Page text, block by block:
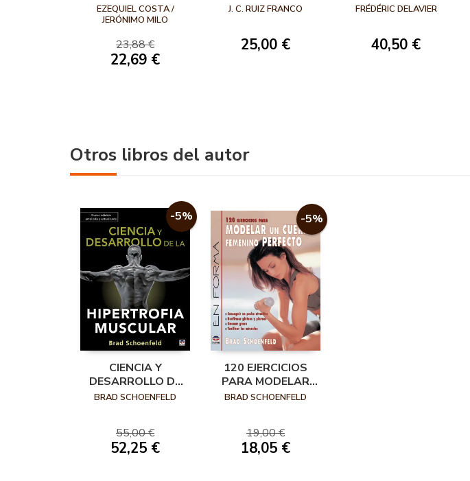
COMPLETA DE
POWERLIFTING Y
DE LA FUERZA
EZEQUIEL COSTA /
JERÓNIMO MILO
23,88 €
22,69 €
J. C. RUIZ FRANCO
25,00 €
MUSCULACIÓN.
EDICIÓN REVISADA
FRÉDÉRIC DELAVIER
40,50 €
Otros libros del autor
-5%
CIENCIA Y
DESARROLLO DE
LA HIPERTROFIA
BRAD SCHOENFELD
55,00 €
52,25 €
-5%
120 EJERCICIOS
PARA MODELAR
UN CUERPO
BRAD SCHOENFELD
19,00 €
18,05 €